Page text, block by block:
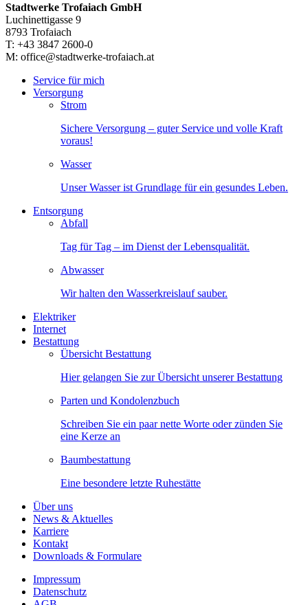
Stadtwerke Trofaiach GmbH
Luchinettigasse 9
8793 Trofaiach
T: +43 3847 2600-0
M: office@stadtwerke-trofaiach.at
Service für mich
Versorgung
Strom
Sichere Versorgung – guter Service und volle Kraft
voraus!
Wasser
Unser Wasser ist Grundlage für ein gesundes Leben.
Entsorgung
Abfall
Tag für Tag – im Dienst der Lebensqualität.
Abwasser
Wir halten den Wasserkreislauf sauber.
Elektriker
Internet
Bestattung
Übersicht Bestattung
Hier gelangen Sie zur Übersicht unserer Bestattung
Parten und Kondolenzbuch
Schreiben Sie ein paar nette Worte oder zünden Sie
eine Kerze an
Baumbestattung
Eine besondere letzte Ruhestätte
Über uns
News & Aktuelles
Karriere
Kontakt
Downloads & Formulare
Impressum
Datenschutz